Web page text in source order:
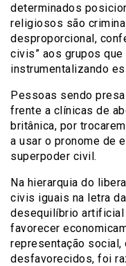
determinados
religiosos são
desproporcional,
civis” aos grupos
instrumentalizando
Pessoas sendo
frente a clínicas de
britânica, por
a usar o pronome de
superpoder civil.
Na hierarquia do
civis iguais na letra
desequilíbrio artificial
favorecer
representação
desfavorecidos, foi